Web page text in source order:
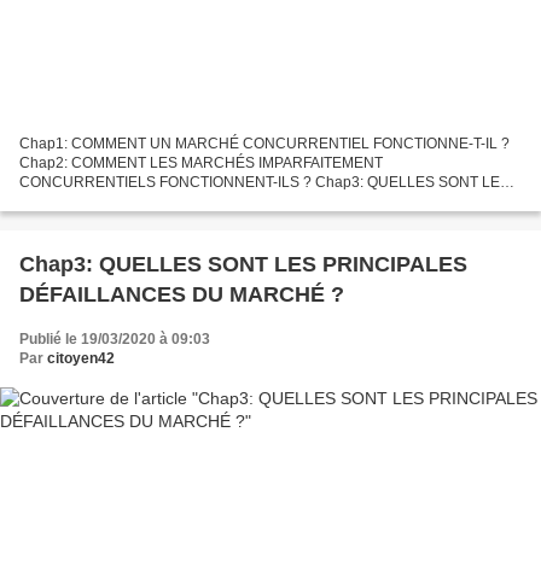
Chap1: COMMENT UN MARCHÉ CONCURRENTIEL FONCTIONNE-T-IL ?
Chap2: COMMENT LES MARCHÉS IMPARFAITEMENT
CONCURRENTIELS FONCTIONNENT-ILS ? Chap3: QUELLES SONT LES
AGENTS ÉCONOMIQUES SE FINANCENT-ILS ?Chap5:...
Chap3: QUELLES SONT LES PRINCIPALES
DÉFAILLANCES DU MARCHÉ ?
Publié le 19/03/2020 à 09:03
Par citoyen42